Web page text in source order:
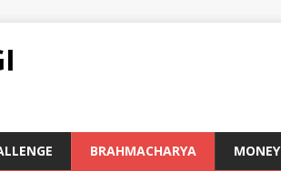
BRAHMACHARYA MONEY